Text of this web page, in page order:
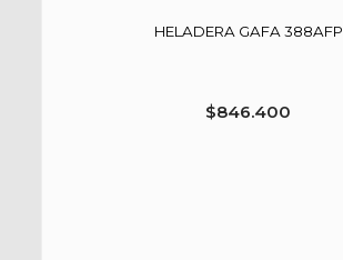
HELADERA GAFA 388AFP
$846.400